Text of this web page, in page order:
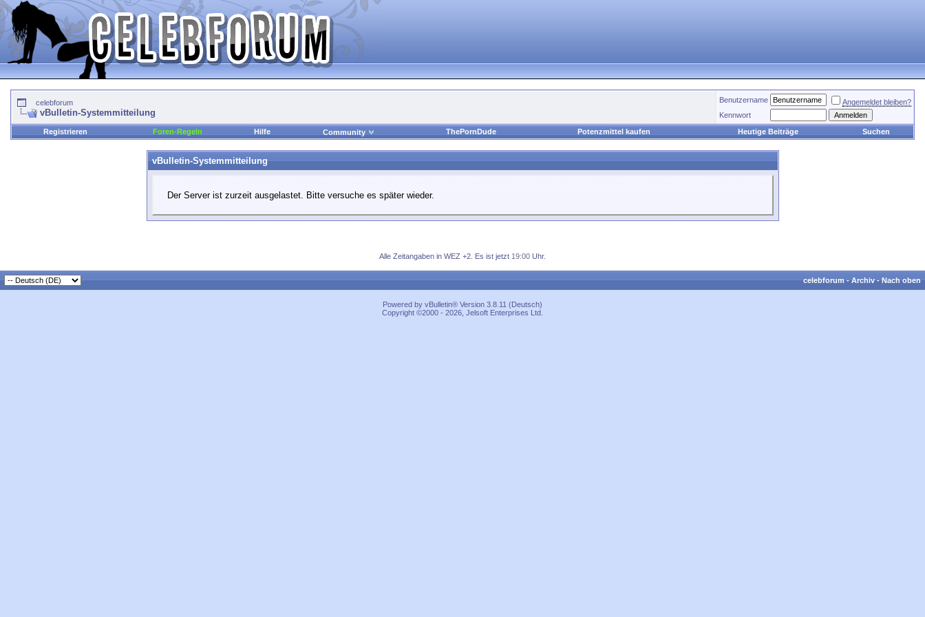
celebforum
vBulletin-Systemmitteilung
Benutzername
Angemeldet bleiben?
Kennwort
Registrieren
Foren-Regeln Hilfe Community ThePornDude Potenzmittel kaufen Heutige Beiträge Suchen
vBulletin-Systemmitteilung
Der Server ist zurzeit ausgelastet. Bitte versuche es später wieder.
Alle Zeitangaben in WEZ +2. Es ist jetzt 19:00 Uhr.
celebforum-Archiv-Nach oben
Powered by vBulletin® Version 3.8.11 (Deutsch)
Copyright ©2000 - 2026, Jelsoft Enterprises Ltd.